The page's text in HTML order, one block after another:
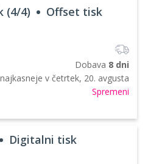
(4/4) Offset tisk
Dobava 8 dni
najkasneje v četrtek, 20. avgusta
Spremeni
Digitalni tisk